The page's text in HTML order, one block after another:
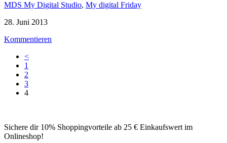
MDS My Digital Studio, My digital Friday
28. Juni 2013
Kommentieren
<
1
2
3
4
Sichere dir 10% Shoppingvorteile ab 25 € Einkaufswert im
Onlineshop!